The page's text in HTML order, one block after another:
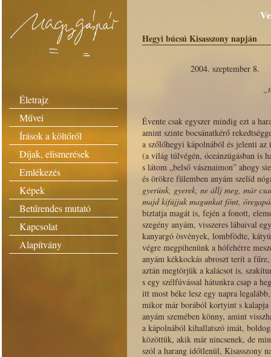
Életrajz
Művei
Írások a költőről
Díjak, elismerések
Emlékezés
Képek
Betűrendes mutató
Kapcsolat
Alapítvány
Hegyi búcsú Kisasszony napján
2004. szeptember 8.
Évente csak egyszer mindig ezt a
amint szinte bocsánatkérő
a szőlőhegyi kápolnából és jelenti az
(a világ túlvégén, óceánzúgásban is
s látom „belső vásznaimon” ahogy
és örökre fülemben anyám szelíd
gyerünk, gyerek, ne állj meg, már
majd kifújjuk magunkat fönt,
biztatja magát is, fején a fonott,
szegény anyám, visszeres lábaival
kanyargó ösvények, lombfödte,
végre megpihenünk a hófehérre
anyám kékkockás abroszt terít a
aztán megtörjük a kalácsot is,
s egy szélfúvással hátunkra csap a
itt most béke lesz egy napra
mikor már borából kortyint s
anyám szemében könny, amint
a kápolnából kihallatszó imát,
közöttük, akik már nincsenek, de
szól a harang időtlenül, Kisasszony